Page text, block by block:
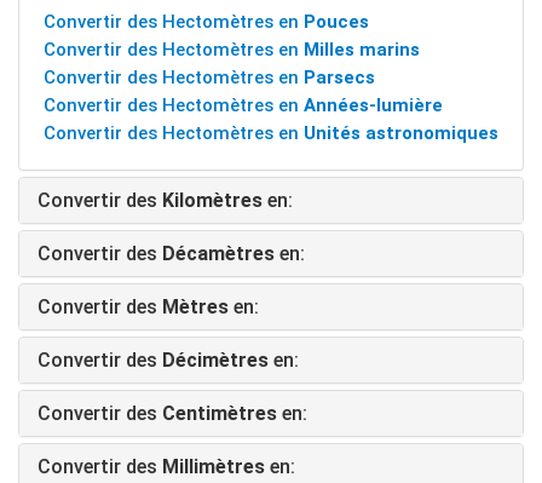
Convertir des Hectomètres en Pouces
Convertir des Hectomètres en Milles marins
Convertir des Hectomètres en Parsecs
Convertir des Hectomètres en Années-lumière
Convertir des Hectomètres en Unités astronomiques
Convertir des Kilomètres en:
Convertir des Décamètres en:
Convertir des Mètres en:
Convertir des Décimètres en:
Convertir des Centimètres en:
Convertir des Millimètres en: